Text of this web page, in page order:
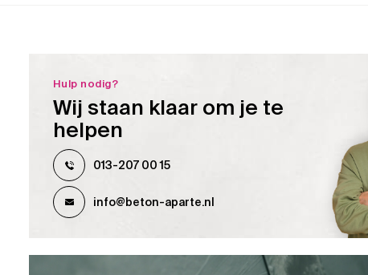
Hulp nodig?
Wij staan klaar om je te
helpen
013-207 00 15
info@beton-aparte.nl